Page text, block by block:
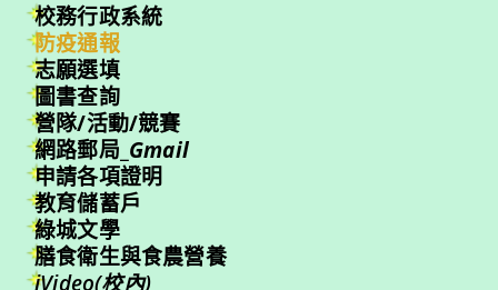
校務行政系統
防疫通報
志願選填
圖書查詢
營隊/活動/競賽
網路郵局_ Gmail
申請各項證明
教育儲蓄戶
綠城文學
膳食衛生與食農營養
iVideo(校內)